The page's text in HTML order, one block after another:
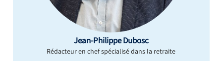
Jean-Philippe Dubosc
Rédacteur en chef spécialisé dans la retraite